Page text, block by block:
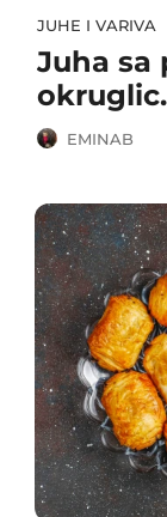
JUHE I VARIVA
Juha sa
EMINAB